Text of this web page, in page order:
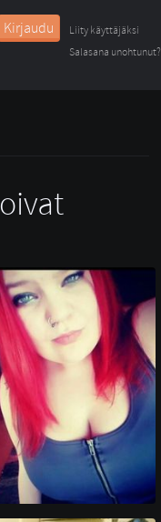
Kirjaudu
Liity käyttäjäksi
Salasana unohtunut?